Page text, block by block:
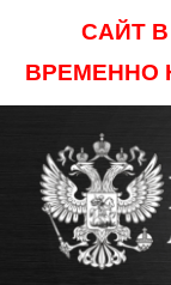
САЙТ
ВРЕМЕННО
content